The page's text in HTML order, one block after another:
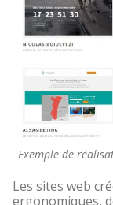
Exemple de
Les sites web
ergonomiques,